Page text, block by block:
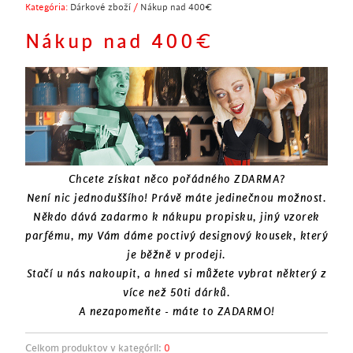
Kategória: Dárkové zboží / Nákup nad 400€
Nákup nad 400€
Chcete získat něco pořádného ZDARMA?
Není nic jednoduššího! Právě máte jedinečnou možnost.
Někdo dává zadarmo k nákupu propisku, jiný vzorek
parfému, my Vám dáme poctivý designový kousek, který
je běžně v prodeji.
Stačí u nás nakoupit, a hned si můžete vybrat některý z
více než 50ti dárků.
A nezapomeňte - máte to ZADARMO!
Celkom produktov v kategórii: 0